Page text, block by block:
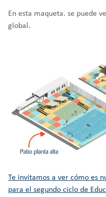
En esta maqueta. se puede
global.
Te invitamos a ver cómo es
para el segundo ciclo de